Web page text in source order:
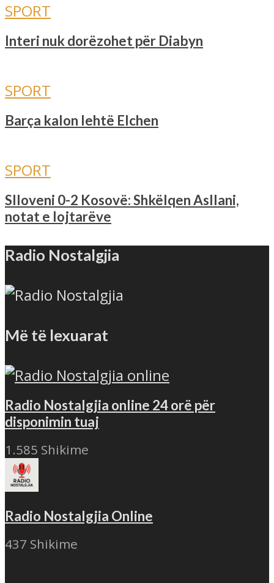
SPORT
Interi nuk dorëzohet për Diabyn
SPORT
Barça kalon lehtë Elchen
SPORT
Slloveni 0-2 Kosovë: Shkëlqen Asllani,
notat e lojtarëve
Radio Nostalgjia
Më të lexuarat
Radio Nostalgjia online 24 orë për
disponimin tuaj
1.585 Shikime
Radio Nostalgjia Online
437 Shikime